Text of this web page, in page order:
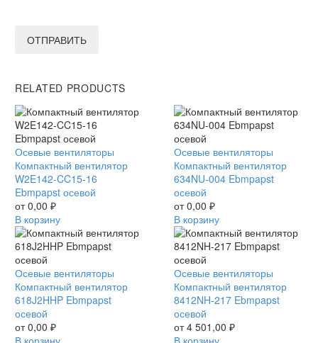
ОТПРАВИТЬ
RELATED PRODUCTS
Компактный
вентилятор
W2E142-
CC15-
16
Ebmpapst
осевой
Осевые вентиляторы
Компактный вентилятор
W2E142-CC15-16
Ebmpapst осевой
от0,00 ₽
В корзину
Компактный
вентилятор
634NU-
004
Ebmpapst
осевой
Осевые вентиляторы
Компактный вентилятор
634NU-004 Ebmpapst
осевой
от0,00 ₽
В корзину
Компактный
вентилятор
618J2HHP
Ebmpapst
осевой
Осевые вентиляторы
Компактный вентилятор
618J2HHP Ebmpapst
осевой
от0,00 ₽
Компактный
вентилятор
8412NH-
217
Ebmpapst
Осевые вентиляторы
Компактный вентилятор
8412NH-217 Ebmpapst
осевой
от4 501,00 ₽